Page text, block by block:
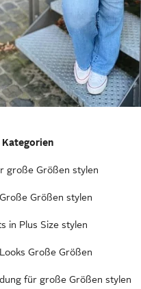
Kategorien
große Größen stylen
Größen stylen
in Plus Size stylen
Große Größen
für große Größen stylen